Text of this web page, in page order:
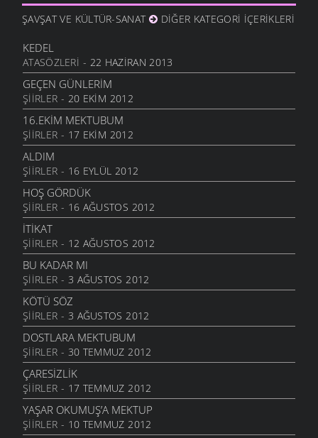
14 HAZIRAN 2012
ENIŞTE
12 HAZIRAN 2012
KIX
12 HAZIRAN 2012
OLA O ÖNDE GELEN SEN MIYDIN
3 HAZIRAN 2012
AĞA EMI DEMIYACAM
2 HAZIRAN 2012
ÖZTÜRK ACUN’DAN
2 HAZIRAN 2012
PARDON
1 HAZIRAN 2012
KUYRUK YAĞI
26 MAYIS 2012
İT TIRMANİYER
26 MAYIS 2012
KUŞLUK
9 TEMMUZ 2007
ŞAVŞAT VE KÜLTÜR-SANAT DIĞER KATEGORI İÇERIKLERI
KEDEL
ATASÖZLERI - 22 HAZIRAN 2013
GEÇEN GÜNLERIM
ŞIIRLER - 20 EKIM 2012
16.EKIM MEKTUBUM
ŞIIRLER - 17 EKIM 2012
ALDIM
ŞIIRLER - 16 EYLÜL 2012
HOŞ GÖRDÜK
ŞIIRLER - 16 AĞUSTOS 2012
İTIKAT
ŞIIRLER - 12 AĞUSTOS 2012
BU KADAR MI
ŞIIRLER - 3 AĞUSTOS 2012
KÖTÜ SÖZ
ŞIIRLER - 3 AĞUSTOS 2012
DOSTLARA MEKTUBUM
ŞIIRLER - 30 TEMMUZ 2012
ÇARESIZLIK
ŞIIRLER - 17 TEMMUZ 2012
YAŞAR OKUMUŞ’A MEKTUP
ŞIIRLER - 10 TEMMUZ 2012